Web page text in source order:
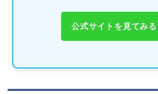
公式サイトを見てみる